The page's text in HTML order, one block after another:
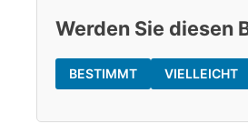
Werden Sie diesen
BESTIMMT VIELLEICHT